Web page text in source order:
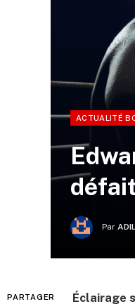
ACTUALITÉ
Par ADIL
PARTAGER Éclairage